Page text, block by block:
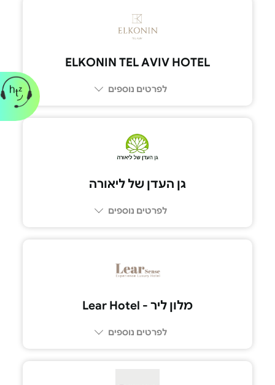
ELKONIN TEL AVIV HOTEL
לפרטים נוספים
גן העדן של ליאורה
לפרטים נוספים
מלון ליר - Lear Hotel
לפרטים נוספים